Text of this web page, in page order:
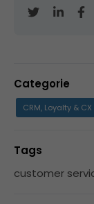
Categorie
CRM, Loyalty & CX
Tags
customer